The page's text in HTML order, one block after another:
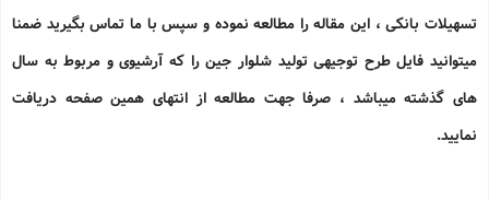
تسهیلات بانکی ، این مقاله را مطالعه نموده و سپس با ما تماس بگیرید ضمنا
میتوانید فایل طرح توجیهی تولید شلوار جین را که آرشیوی و مربوط به سال
های گذشته میباشد ، صرفا جهت مطالعه از انتهای همین صفحه دریافت
نمایید.